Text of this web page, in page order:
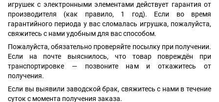
игрушек с электронными элементами действует гарантия от
производителя (как правило, 1 год). Если во время
гарантийного периода у вас сломалась игрушка, пожалуйста,
свяжитесь с нами удобным для вас способом.
Пожалуйста, обязательно проверяйте посылку при получении.
Если на почте выяснилось, что товар повреждён при
транспортировке — позвоните нам и откажитесь от
получения.
Если вы выявили заводской брак, свяжитесь с нами в течение
суток с момента получения заказа.